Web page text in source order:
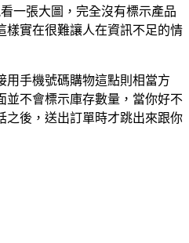
一張大圖，完全沒有標示產品
樣實在很難讓人在資訊不足的情
用手機號碼購物這點則相當方
並不會標示庫存數量，當你好不
之後，送出訂單時才跳出來跟你